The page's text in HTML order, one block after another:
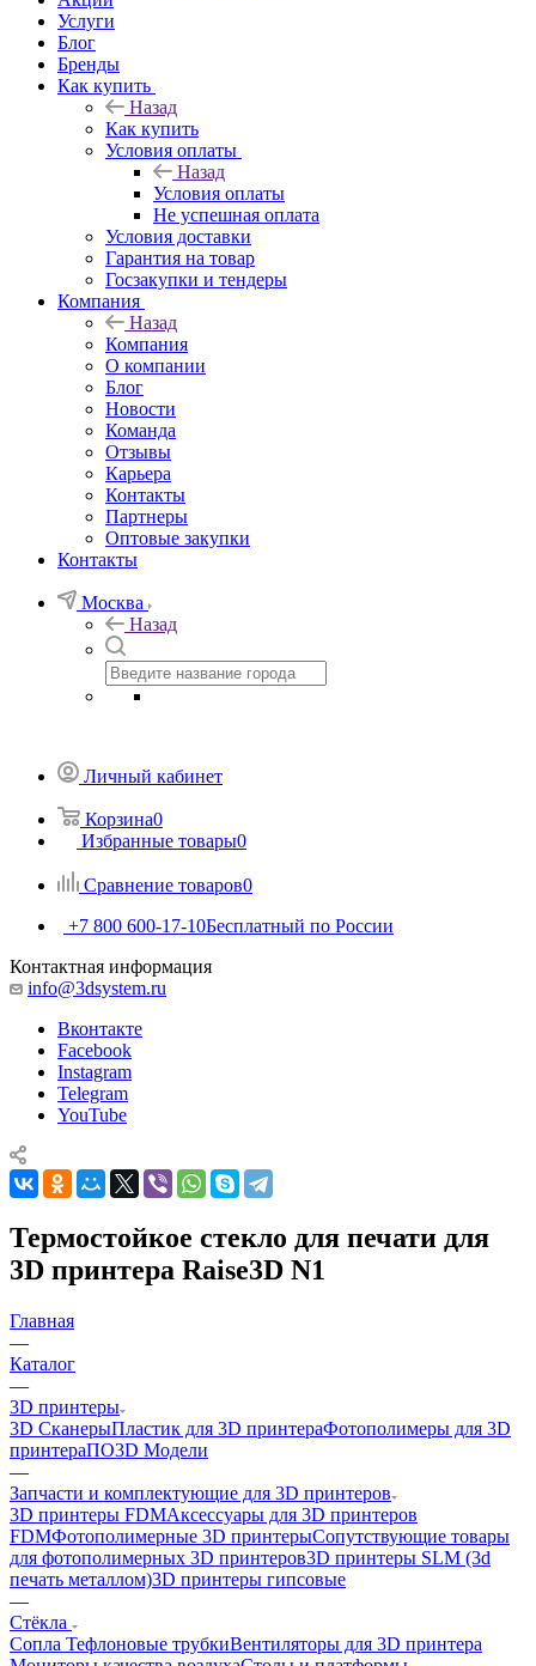
Услуги
Блог
Бренды
Как купить
Назад
Как купить
Условия оплаты
Назад
Условия оплаты
Не успешная оплата
Условия доставки
Гарантия на товар
Госзакупки и тендеры
Компания
Назад
Компания
О компании
Блог
Новости
Команда
Отзывы
Карьера
Контакты
Партнеры
Оптовые закупки
Контакты
Москва
Назад
Личный кабинет
Корзина0
Избранные товары0
Сравнение товаров0
+7 800 600-17-10Бесплатный по России
Контактная информация
info@3dsystem.ru
Вконтакте
Facebook
Instagram
Telegram
YouTube
Термостойкое стекло для печати для
3D принтера Raise3D N1
Главная
—
Каталог
—
3D принтеры
3D СканерыПластик для 3D принтераФотополимеры для 3D
принтераПО3D Модели
—
Запчасти и комплектующие для 3D принтеров
3D принтеры FDMАксессуары для 3D принтеров
FDMФотополимерные 3D принтерыСопутствующие товары
для фотополимерных 3D принтеров3D принтеры SLM (3d
печать металлом)3D принтеры гипсовые
—
Cтёкла
Сопла Тефлоновые трубкиВентиляторы для 3D принтера